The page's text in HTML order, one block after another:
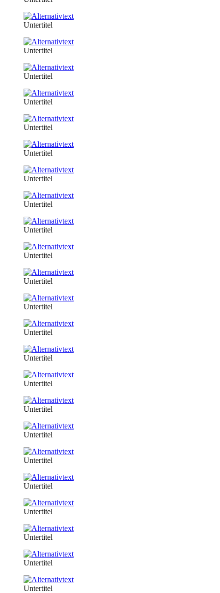
Untertitel
Untertitel
Untertitel
Untertitel
Untertitel
Untertitel
Untertitel
Untertitel
Untertitel
Untertitel
Untertitel
Untertitel
Untertitel
Untertitel
Untertitel
Untertitel
Untertitel
Untertitel
Untertitel
Untertitel
Untertitel
Untertitel
Untertitel